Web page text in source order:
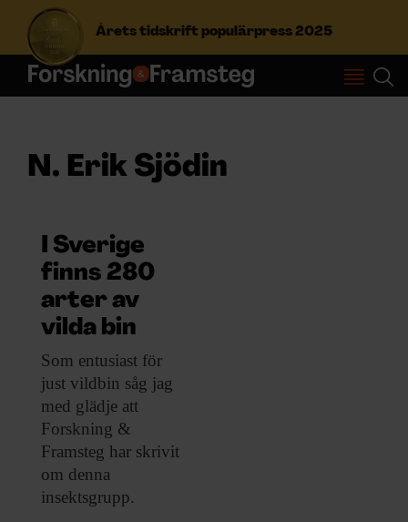
Årets tidskrift populärpress 2025
S
e
f
:
Prenumerera
NYHETSBREV
ÄMNEN
ARKIV & E-TIDNING
LYSSNA/PODD
EVENEMANG & RESOR
N. Erik Sjödin
I Sverige
finns 280
arter av
vilda bin
Som entusiast för
just vildbin såg jag
med glädje att
Forskning &
Framsteg har skrivit
om denna
insektsgrupp.